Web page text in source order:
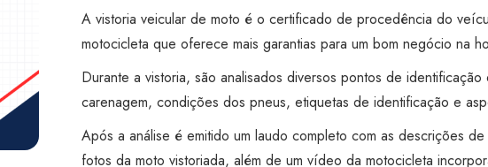
Super
Visão
Macaé
quantidade
A vistoria veicular de moto é o certificado de procedência do
motocicleta que oferece mais garantias para um bom negócio na
Durante a vistoria, são analisados diversos pontos de
carenagem, condições dos pneus, etiquetas de identificação e
Após a análise é emitido um laudo completo com as descrições
fotos da moto vistoriada, além de um vídeo da motocicleta